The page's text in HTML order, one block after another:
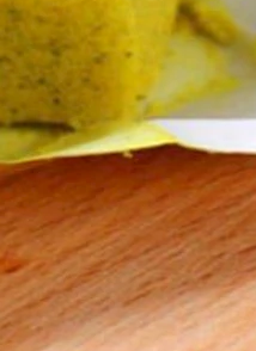
يحتوي على ألوان صناعية
محظورة، مثل "Dimethy1 Yellow- Sudan I- Sudan IV"، والتي قد
لاتخاذ إجراءات
للغذاء والدواء السعودية أن
ضارة على صحة
والبيئة الإماراتية على
الرقابة لحماية
والتغذية الكويتية
منه.
الموت"
د. دينا عبد الوهاب،